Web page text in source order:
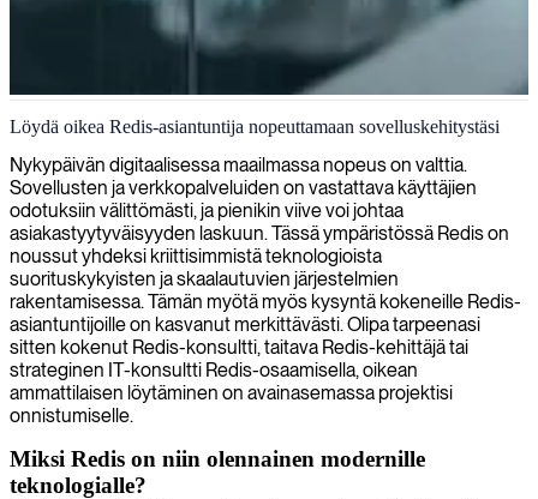
Redis-tietokantaosaaminen
Tarjoamme Redis-asiantuntijoita, jotka optimoivat tietokannan
suorituskykyä, skaalautuvuutta ja reaaliaikaista tiedonkäsittelyä
vastaamaan sovellustesi suurivolyymisia tarpeita.
Löydä oikea Redis-asiantuntija nopeuttamaan sovelluskehitystäsi
Nykypäivän digitaalisessa maailmassa nopeus on valttia.
Sovellusten ja verkkopalveluiden on vastattava käyttäjien
odotuksiin välittömästi, ja pienikin viive voi johtaa
asiakastyytyväisyyden laskuun. Tässä ympäristössä Redis on
noussut yhdeksi kriittisimmistä teknologioista
suorituskykyisten ja skaalautuvien järjestelmien
rakentamisessa. Tämän myötä myös kysyntä kokeneille Redis-
asiantuntijoille on kasvanut merkittävästi. Olipa tarpeenasi
sitten kokenut Redis-konsultti, taitava Redis-kehittäjä tai
strateginen IT-konsultti Redis-osaamisella, oikean
ammattilaisen löytäminen on avainasemassa projektisi
onnistumiselle.
Miksi Redis on niin olennainen modernille
teknologialle?